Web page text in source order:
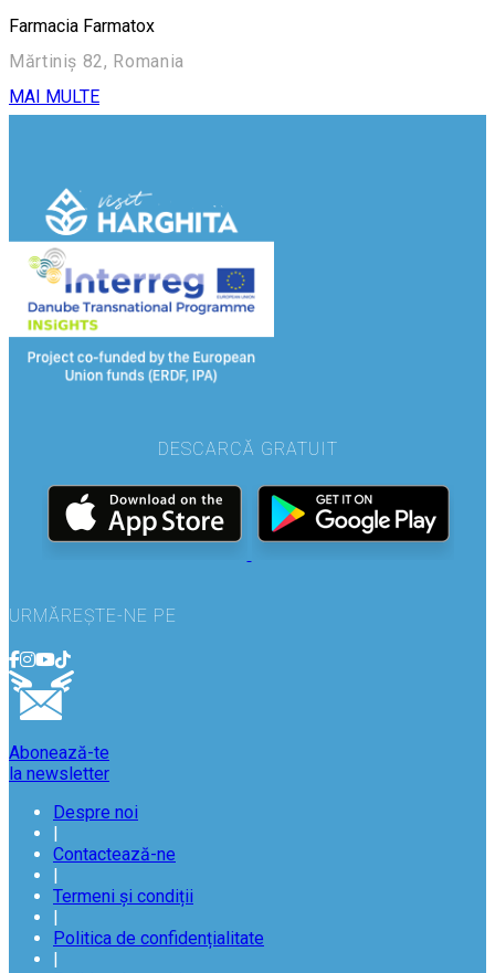
Farmacia Farmatox
Mărtiniș 82, Romania
MAI MULTE
DESCARCĂ GRATUIT
URMĂREȘTE-NE PE
Abonează-te
la newsletter
Despre noi
Contactează-ne
Termeni și condiții
Politica de confidențialitate